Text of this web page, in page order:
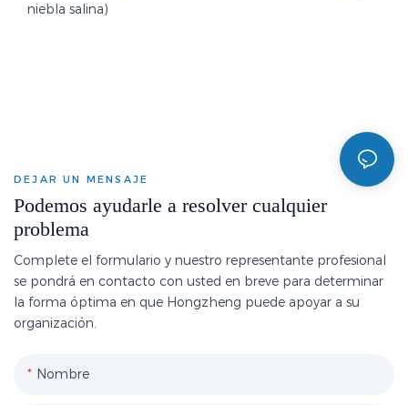
niebla salina)
DEJAR UN MENSAJE
Podemos ayudarle a resolver cualquier
problema
Complete el formulario y nuestro representante profesional
se pondrá en contacto con usted en breve para determinar
la forma óptima en que Hongzheng puede apoyar a su
organización.
Nombre